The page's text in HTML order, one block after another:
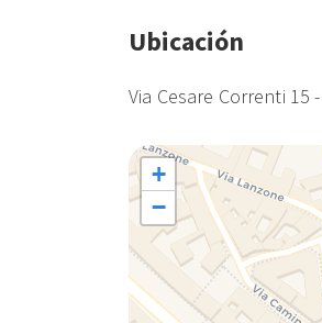
Ubicación
Via Cesare Correnti 15
+
−